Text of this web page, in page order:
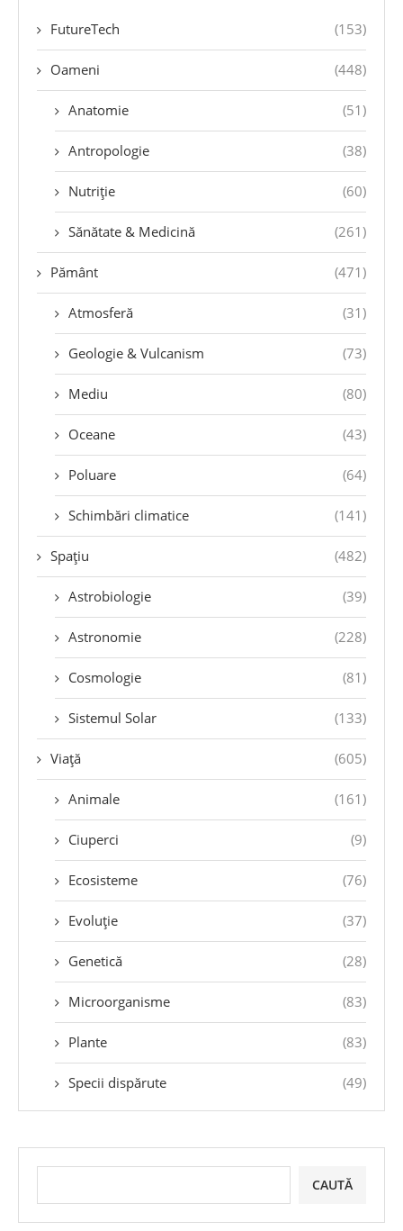
FutureTech (153)
Oameni (448)
Anatomie (51)
Antropologie (38)
Nutriție (60)
Sănătate & Medicină (261)
Pământ (471)
Atmosferă (31)
Geologie & Vulcanism (73)
Mediu (80)
Oceane (43)
Poluare (64)
Schimbări climatice (141)
Spațiu (482)
Astrobiologie (39)
Astronomie (228)
Cosmologie (81)
Sistemul Solar (133)
Viață (605)
Animale (161)
Ciuperci (9)
Ecosisteme (76)
Evoluție (37)
Genetică (28)
Microorganisme (83)
Plante (83)
Specii dispărute (49)
CAUTĂ